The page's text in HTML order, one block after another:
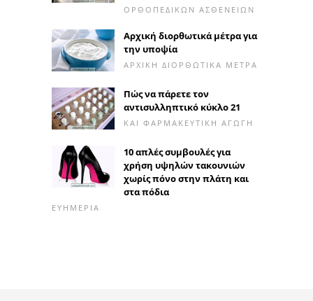
ΟΡΘΟΠΕΔΙΚΏΝ ΑΣΘΕΝΕΙΏΝ
Αρχική διορθωτικά μέτρα για
την υποψία
ΑΡΧΙΚΉ ΔΙΟΡΘΩΤΙΚΆ ΜΈΤΡΑ
Πώς να πάρετε τον
αντισυλληπτικό κύκλο 21
ΚΑΙ ΦΑΡΜΑΚΕΥΤΙΚΉ ΑΓΩΓΉ
10 απλές συμβουλές για
χρήση υψηλών τακουνιών
χωρίς πόνο στην πλάτη και
στα πόδια
ΕΥΗΜΕΡΊΑ